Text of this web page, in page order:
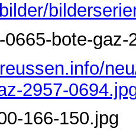
bote-gaz-
2957-
166-150.jpg